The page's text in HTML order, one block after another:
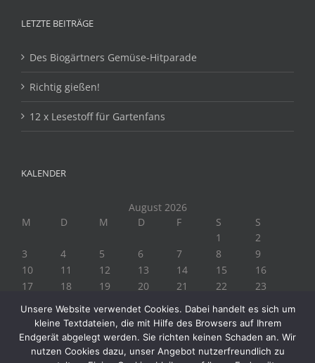
LETZTE BEITRÄGE
Des Biogärtners Gemüse-Hitparade
Richtig gießen!
12 x Lesestoff für Gartenfans
KALENDER
August 2026
M
D M D F S
S
1
2
3
4 5 6 7 8
9
10
11 12 13 14 15
16
17
18 19 20 21 22
23
« Juli
Unsere Website verwendet Cookies. Dabei handelt es sich um
kleine Textdateien, die mit Hilfe des Browsers auf Ihrem
Endgerät abgelegt werden. Sie richten keinen Schaden an. Wir
nutzen Cookies dazu, unser Angebot nutzerfreundlich zu